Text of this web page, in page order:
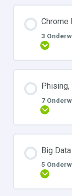
Chrome
3
Phising,
7
Big
5